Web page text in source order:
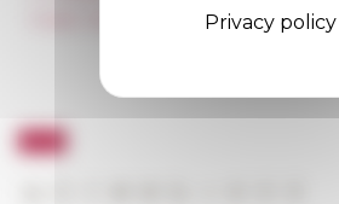
FarNet
Privacy policy